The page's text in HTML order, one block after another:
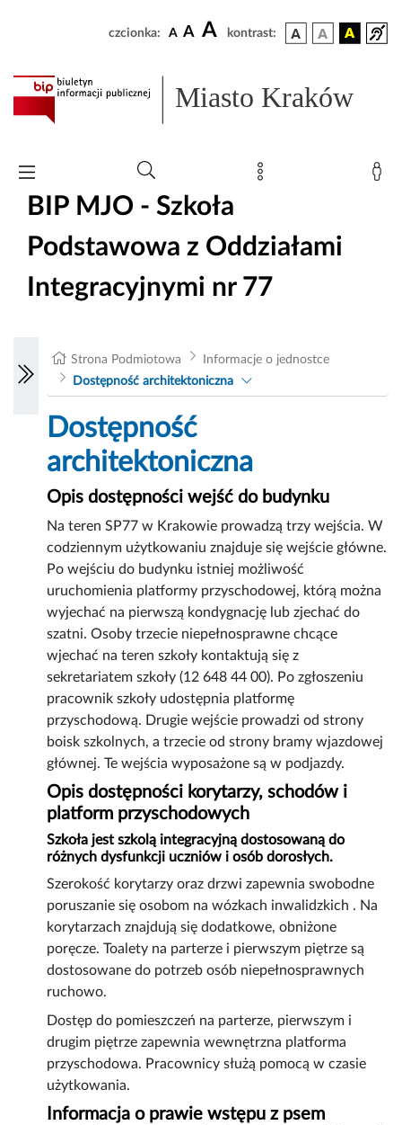
czcionka: A A A kontrast:
Miasto Kraków
BIP MJO - Szkoła
Podstawowa z Oddziałami
Integracyjnymi nr 77
Strona Podmiotowa
Informacje o jednostce
Dostępność architektoniczna
Dostępność
architektoniczna
Opis dostępności wejść do budynku
Na teren SP77 w Krakowie prowadzą trzy wejścia. W
codziennym użytkowaniu znajduje się wejście główne.
Po wejściu do budynku istniej możliwość
uruchomienia platformy przyschodowej, którą można
wyjechać na pierwszą kondygnację lub zjechać do
szatni. Osoby trzecie niepełnosprawne chcące
wjechać na teren szkoły kontaktują się z
sekretariatem szkoły (12 648 44 00). Po zgłoszeniu
pracownik szkoły udostępnia platformę
przyschodową. Drugie wejście prowadzi od strony
boisk szkolnych, a trzecie od strony bramy wjazdowej
głównej. Te wejścia wyposażone są w podjazdy.
Opis dostępności korytarzy, schodów i
platform przyschodowych
Szkoła jest szkolą integracyjną dostosowaną do
różnych dysfunkcji uczniów i osób dorosłych.
Szerokość korytarzy oraz drzwi zapewnia swobodne
poruszanie się osobom na wózkach inwalidzkich . Na
korytarzach znajdują się dodatkowe, obniżone
poręcze. Toalety na parterze i pierwszym piętrze są
dostosowane do potrzeb osób niepełnosprawnych
ruchowo.
Dostęp do pomieszczeń na parterze, pierwszym i
drugim piętrze zapewnia wewnętrzna platforma
przyschodowa. Pracownicy służą pomocą w czasie
użytkowania.
Informacja o prawie wstępu z psem